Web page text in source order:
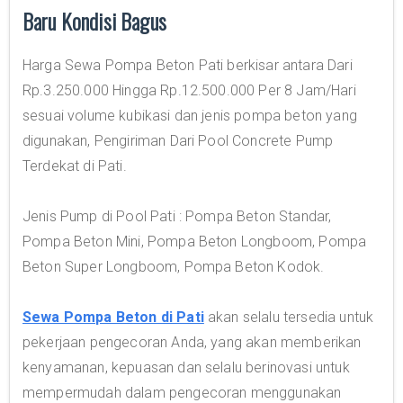
Baru Kondisi Bagus
Harga Sewa Pompa Beton Pati berkisar antara Dari
Rp.3.250.000 Hingga Rp.12.500.000 Per 8 Jam/Hari
sesuai volume kubikasi dan jenis pompa beton yang
digunakan, Pengiriman Dari Pool Concrete Pump
Terdekat di Pati.
Jenis Pump di Pool Pati : Pompa Beton Standar,
Pompa Beton Mini, Pompa Beton Longboom, Pompa
Beton Super Longboom, Pompa Beton Kodok.
Sewa Pompa Beton di Patiakan selalu tersedia untuk
pekerjaan pengecoran Anda, yang akan memberikan
kenyamanan, kepuasan dan selalu berinovasi untuk
mempermudah dalam pengecoran menggunakan